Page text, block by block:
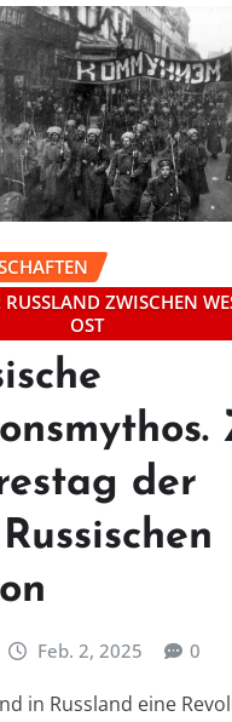
ZWISCHEN
OST
der
Feb. 2, 2025 0
in Russland eine